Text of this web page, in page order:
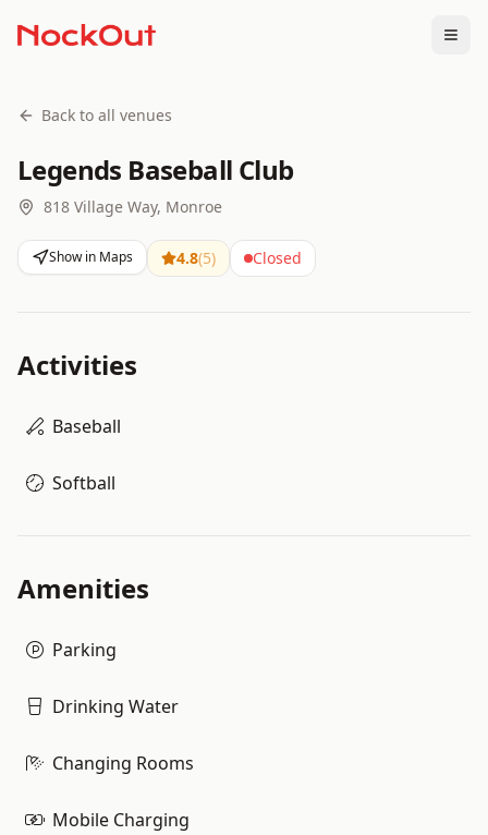
Back to all venues
Legends Baseball Club
818 Village Way, Monroe
Show in Maps 4.8(5) Closed
Activities
Baseball
Softball
Amenities
Parking
Drinking Water
Changing Rooms
Mobile Charging